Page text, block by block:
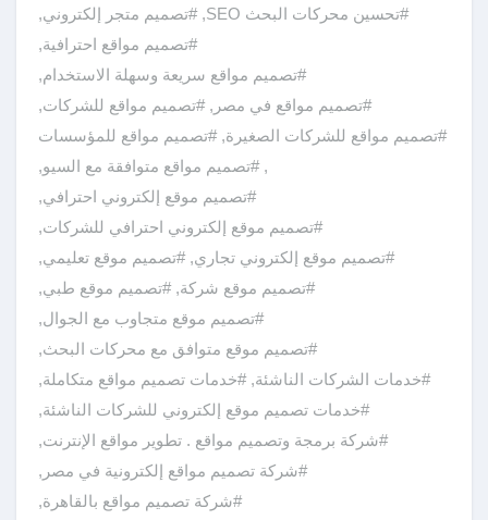
#تحسين محركات البحث SEO
,#تصميم متجر إلكتروني,
#تصميم مواقع احترافية,
#تصميم مواقع سريعة وسهلة الاستخدام,
#تصميم مواقع في مصر ,#تصميم مواقع للشركات,
#تصميم مواقع للشركات الصغيرة,#تصميم مواقع للمؤسسات
,#تصميم مواقع متوافقة مع السيو,
#تصميم موقع إلكتروني احترافي,
#تصميم موقع إلكتروني احترافي للشركات,
#تصميم موقع إلكتروني تجاري,#تصميم موقع تعليمي,
#تصميم موقع شركة,#تصميم موقع طبي,
#تصميم موقع متجاوب مع الجوال,
#تصميم موقع متوافق مع محركات البحث,
#خدمات الشركات الناشئة,#خدمات تصميم مواقع متكاملة,
#خدمات تصميم موقع إلكتروني للشركات الناشئة,
#شركة برمجة وتصميم مواقع . تطوير مواقع الإنترنت,
#شركة تصميم مواقع إلكترونية في مصر ,
#شركة تصميم مواقع بالقاهرة,